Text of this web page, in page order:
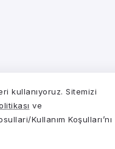
kullanıyoruz. Sitemizi
ve
Kullanım Koşulları’nı